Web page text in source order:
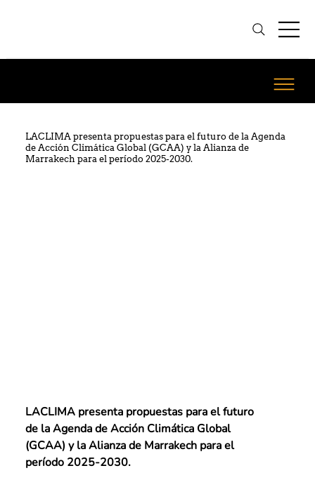
LACLIMA presenta propuestas para el futuro de la Agenda
de Acción Climática Global (GCAA) y la Alianza de
Marrakech para el período 2025-2030.
LACLIMA presenta propuestas para el futuro
de la Agenda de Acción Climática Global
(GCAA) y la Alianza de Marrakech para el
período 2025-2030.